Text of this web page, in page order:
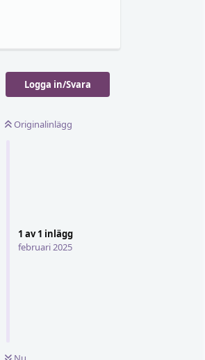
Logga in/Svara
Originalinlägg
1 av1 inlägg
februari 2025